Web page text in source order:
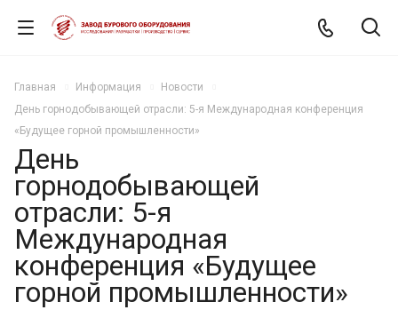
Главная Информация
Новости
День горнодобывающей отрасли: 5-я Международная конференция
«Будущее горной промышленности»
День
горнодобывающей
отрасли: 5-я
Международная
конференция «Будущее
горной промышленности»